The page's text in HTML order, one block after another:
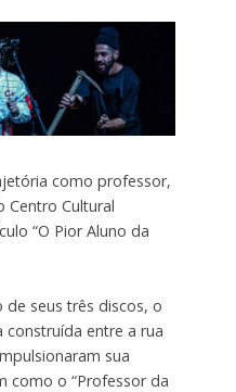
como professor,
Centro Cultural
“O Pior Aluno da
seus três discos, o
construída entre a rua
sua
como o “Professor da